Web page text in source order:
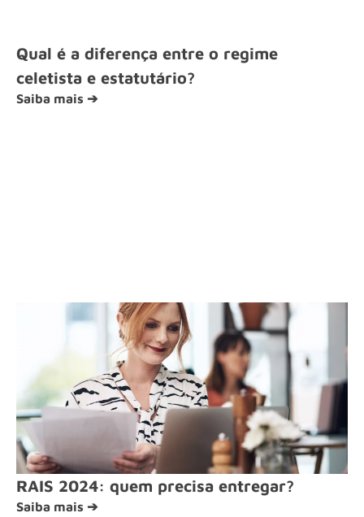
Qual é a diferença entre o regime
celetista e estatutário?
Saiba mais ➔
RAIS 2024: quem precisa entregar?
Saiba mais ➔